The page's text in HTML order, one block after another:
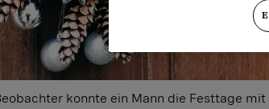
konnte ein Mann die Festtage